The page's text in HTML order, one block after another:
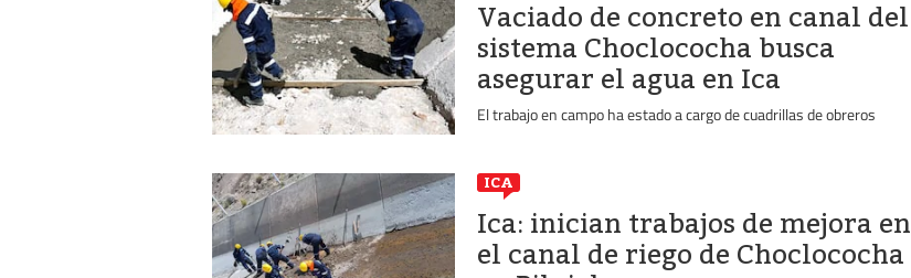
Vaciado de concreto en canal del
sistema Choclococha busca
asegurar el agua en Ica
El trabajo en campo ha estado a cargo de cuadrillas de obreros
ICA
Ica: inician trabajos de mejora en
el canal de riego de Choclococha